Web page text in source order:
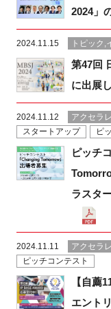
FAQ
イベントお知らせメー
2024」
2024.11.15 トピック,
第47回
に出展
2024.11.12 アクセラ
スタートアップ
ピ
ピッチ
ラスタ
2024.11.11 アクセラ
ピッチコンテスト
【自薦
エント